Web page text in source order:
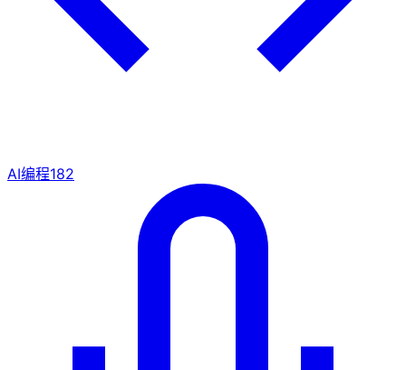
AI编程182